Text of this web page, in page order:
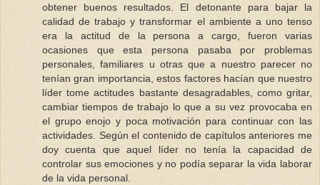
obtener buenos resultados. El detonante para bajar la
calidad de trabajo y transformar el ambiente a uno tenso
era la actitud de la persona a cargo, fueron varias
ocasiones que esta persona pasaba por problemas
personales, familiares u otras que a nuestro parecer no
tenían gran importancia, estos factores hacían que nuestro
líder tome actitudes bastante desagradables, como gritar,
cambiar tiempos de trabajo lo que a su vez provocaba en
el grupo enojo y poca motivación para continuar con las
actividades. Según el contenido de capítulos anteriores me
doy cuenta que aquel líder no tenía la capacidad de
controlar sus emociones y no podía separar la vida laborar
de la vida personal.